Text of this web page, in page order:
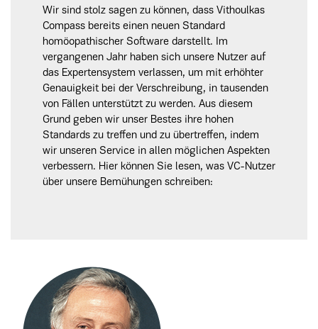
Wir sind stolz sagen zu können, dass Vithoulkas
Compass bereits einen neuen Standard
homöopathischer Software darstellt. Im
vergangenen Jahr haben sich unsere Nutzer auf
das Expertensystem verlassen, um mit erhöhter
Genauigkeit bei der Verschreibung, in tausenden
von Fällen unterstützt zu werden. Aus diesem
Grund geben wir unser Bestes ihre hohen
Standards zu treffen und zu übertreffen, indem
wir unseren Service in allen möglichen Aspekten
verbessern. Hier können Sie lesen, was VC-Nutzer
über unsere Bemühungen schreiben: